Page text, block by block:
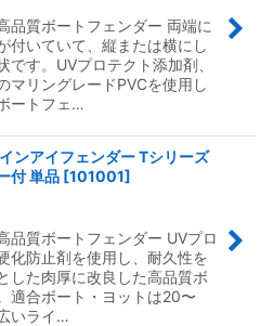
品質ボートフェンダー 両端に
付いていて、縦または横にし
です。UVプロテクト添加剤、
マリングレードPVCを使用し
ートフェ…
ンアイフェンダー Tシリーズ
付 単品 [101001]
品質ボートフェンダー UVプロ
化防止剤を使用し、耐久性を
した肉厚に改良した高品質ボ
適合ボート・ヨットは20〜
いライ…